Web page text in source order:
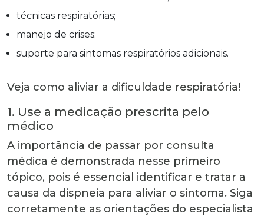
técnicas respiratórias;
manejo de crises;
suporte para sintomas respiratórios adicionais.
Veja como aliviar a dificuldade respiratória!
1. Use a medicação prescrita pelo
médico
A importância de passar por consulta
médica é demonstrada nesse primeiro
tópico, pois é essencial identificar e tratar a
causa da dispneia para aliviar o sintoma. Siga
corretamente as orientações do especialista